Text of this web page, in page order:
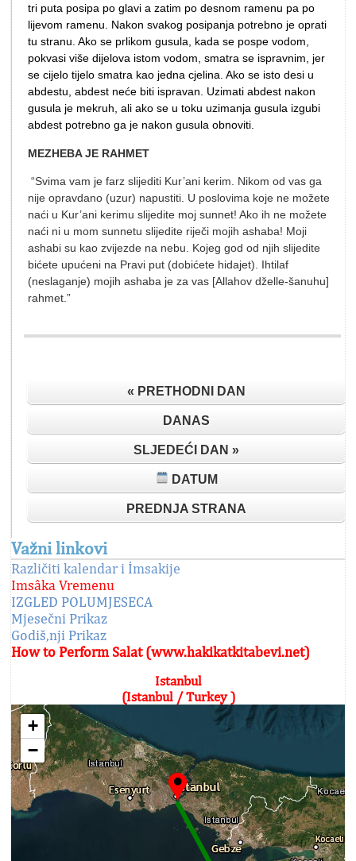
tri puta posipa po glavi a zatim po desnom ramenu pa po
lijevom ramenu. Nakon svakog posipanja potrebno je oprati
tu stranu. Ako se prlikom gusula, kada se pospe vodom,
pokvasi više dijelova istom vodom, smatra se ispravnim, jer
se cijelo tijelo smatra kao jedna cjelina. Ako se isto desi u
abdestu, abdest neće biti ispravan. Uzimati abdest nakon
gusula je mekruh, ali ako se u toku uzimanja gusula izgubi
abdest potrebno ga je nakon gusula obnoviti.
MEZHEBA JE RAHMET
“Svima vam je farz slijediti Kur’ani kerim. Nikom od vas ga
nije opravdano (uzur) napustiti. U poslovima koje ne možete
naći u Kur’ani kerimu slijedite moj sunnet! Ako ih ne možete
naći ni u mom sunnetu slijedite riječi mojih ashaba! Moji
ashabi su kao zvijezde na nebu. Kojeg god od njih slijedite
bićete upućeni na Pravi put (dobićete hidajet). Ihtilaf
(neslaganje) mojih ashaba je za vas [Allahov dželle-šanuhu]
rahmet.”
« PRETHODNI DAN
DANAS
SLJEDEĆI DAN »
DATUM
PREDNJA STRANA
Važni linkovi
Različiti kalendar i İmsakije
Imsâka Vremenu
IZGLED POLUMJESECA
Mjesečni Prikaz
Godiš,nji Prikaz
How to Perform Salat (www.hakikatkitabevi.net)
Istanbul
(Istanbul / Turkey )
+
−